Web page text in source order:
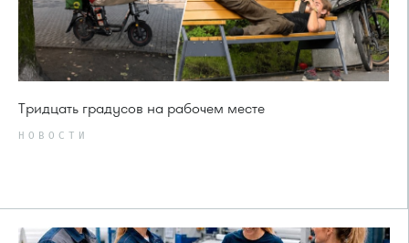
Тридцать градусов на рабочем месте
НОВОСТИ